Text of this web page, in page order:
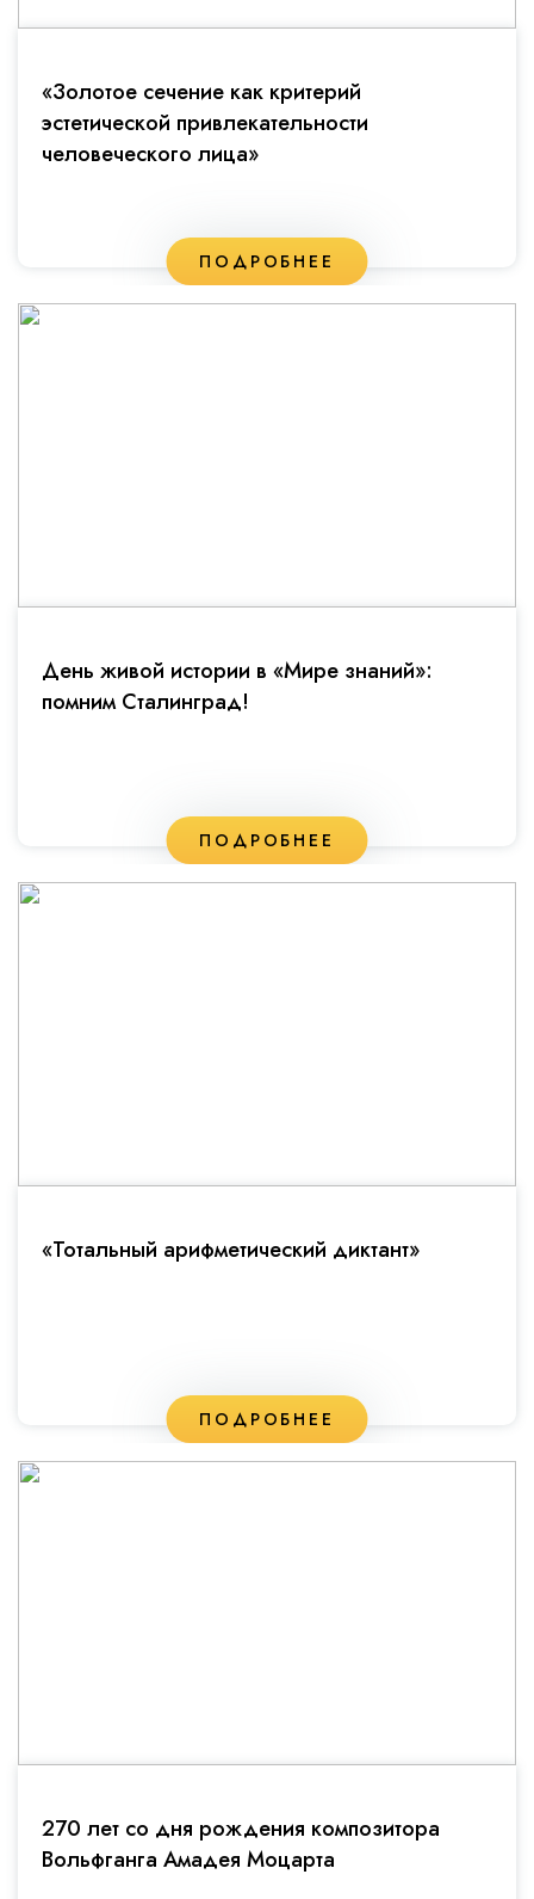
«Золотое сечение как критерий
эстетической привлекательности
человеческого лица»
ПОДРОБНЕЕ
День живой истории в «Мире знаний»:
помним Сталинград!
ПОДРОБНЕЕ
«Тотальный арифметический диктант»
ПОДРОБНЕЕ
270 лет со дня рождения композитора
Вольфганга Амадея Моцарта